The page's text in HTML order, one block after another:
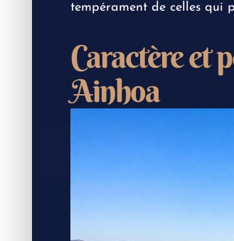
tempérament de celles qui
Caractère et
Ainhoa